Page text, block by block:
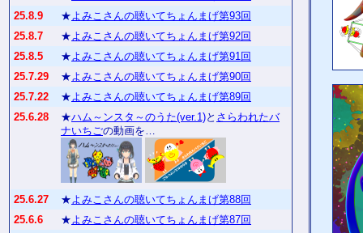
25.8.9
★よみこさんの聴いてちょんまげ第93回
25.8.7
★よみこさんの聴いてちょんまげ第92回
25.8.5
★よみこさんの聴いてちょんまげ第91回
25.7.29
★よみこさんの聴いてちょんまげ第90回
25.7.22
★よみこさんの聴いてちょんまげ第89回
25.6.28
★ハム～ンスタ～のうた(ver.1)と さらわれたバ
ナいちごの動画を…
25.6.27 ★よみこさんの聴いてちょんまげ第88回
25.6.6
★よみこさんの聴いてちょんまげ第87回